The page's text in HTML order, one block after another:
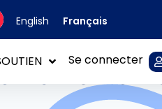
English Français
Se connecter